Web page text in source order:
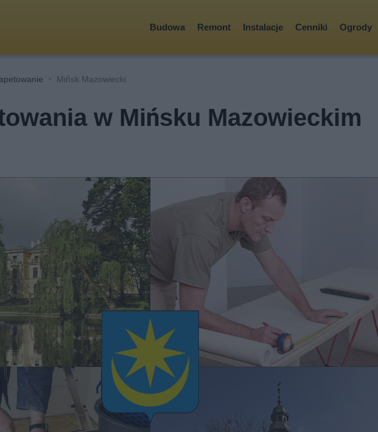
Budowa Remont Instalacje Cenniki Ogrody
Mińsk Mazowiecki
w Mińsku Mazowieckim